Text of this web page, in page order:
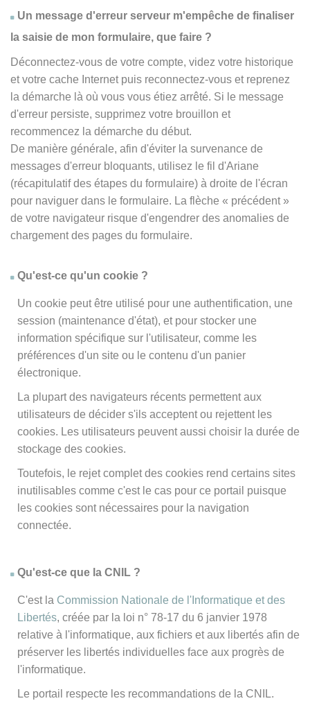
Un message d'erreur serveur m'empêche de finaliser
la saisie de mon formulaire, que faire ?
Déconnectez-vous de votre compte, videz votre historique
et votre cache Internet puis reconnectez-vous et reprenez
la démarche là où vous vous étiez arrêté. Si le message
d'erreur persiste, supprimez votre brouillon et
recommencez la démarche du début.
De manière générale, afin d'éviter la survenance de
messages d'erreur bloquants, utilisez le fil d'Ariane
(récapitulatif des étapes du formulaire) à droite de l'écran
pour naviguer dans le formulaire. La flèche « précédent »
de votre navigateur risque d'engendrer des anomalies de
chargement des pages du formulaire.
Qu'est-ce qu'un cookie ?
Un cookie peut être utilisé pour une authentification, une
session (maintenance d'état), et pour stocker une
information spécifique sur l'utilisateur, comme les
préférences d'un site ou le contenu d'un panier
électronique.
La plupart des navigateurs récents permettent aux
utilisateurs de décider s'ils acceptent ou rejettent les
cookies. Les utilisateurs peuvent aussi choisir la durée de
stockage des cookies.
Toutefois, le rejet complet des cookies rend certains sites
inutilisables comme c'est le cas pour ce portail puisque
les cookies sont nécessaires pour la navigation
connectée.
Qu'est-ce que la CNIL ?
C'est la Commission Nationale de l'Informatique et des
Libertés, créée par la loi n° 78-17 du 6 janvier 1978
relative à l'informatique, aux fichiers et aux libertés afin de
préserver les libertés individuelles face aux progrès de
l'informatique.
Le portail respecte les recommandations de la CNIL.